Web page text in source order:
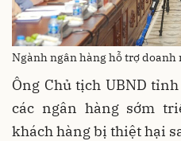
Ngành ngân hàng hỗ trợ doanh
Ông Chủ tịch UBND
các ngân hàng sớm
khách hàng bị thiệt hại